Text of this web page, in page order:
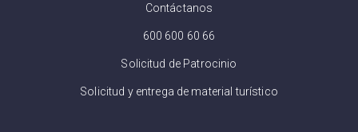
Contáctanos
600 600 60 66
Solicitud de Patrocinio
Solicitud y entrega de material turístico